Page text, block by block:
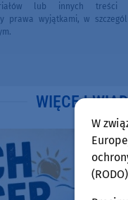
lub innych treści
prawa wyjątkami, w
WIĘCEJ
W